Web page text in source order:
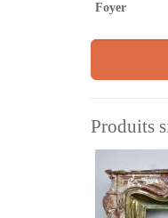
Foyer
Produits